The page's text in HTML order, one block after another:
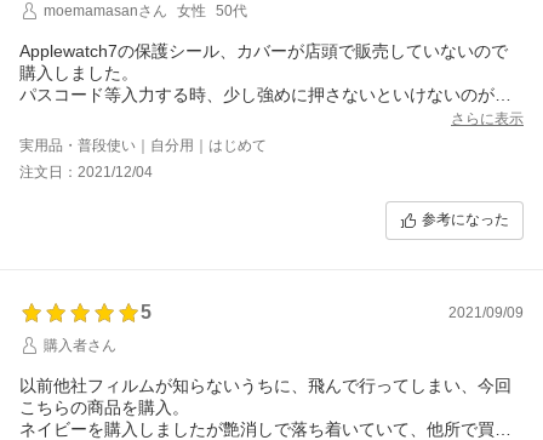
moemamasanさん
女性 50代
Applewatch7の保護シール、カバーが店頭で販売していないので
購入しました。
パスコード等入力する時、少し強めに押さないといけないのが残
注文番号 353486-20211204-00005738
さらに表示
実用品・普段使い｜自分用｜はじめて
注文日：2021/12/04
参考になった
5
2021/09/09
購入者さん
以前他社フィルムが知らないうちに、飛んで行ってしまい、今回
こちらの商品を購入。
ネイビーを購入しましたが艶消しで落ち着いていて、他所で買っ